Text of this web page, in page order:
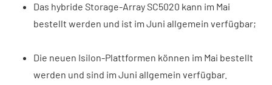
Das hybride Storage-Array SC5020 kann im Mai
bestellt werden und ist im Juni allgemein verfügbar;
Die neuen Isilon-Plattformen können im Mai bestellt
werden und sind im Juni allgemein verfügbar.